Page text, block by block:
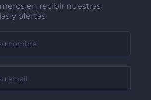
en recibir nuestras
y ofertas